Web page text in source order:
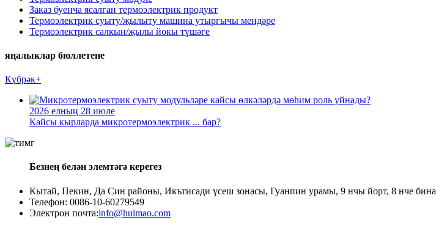
Заказ буенча ясалган термоэлектрик продукт
Термоэлектрик суыту/җылыту машина утыргычы мендәре
Термоэлектрик салкын/җылы йокы түшәге
яңалыклар бюллетене
Күбрәк+
2026 елның 28 июле
Кайсы кырларда микротермоэлектрик ... бар?
Безнең белән элемтәгә керегез
Кытай, Пекин, Да Син районы, Икътисади үсеш зонасы, Гуанпин урамы, 9 нчы йорт, 8 нче бина
Телефон: 0086-10-60279549
Электрон почта:info@huimao.com